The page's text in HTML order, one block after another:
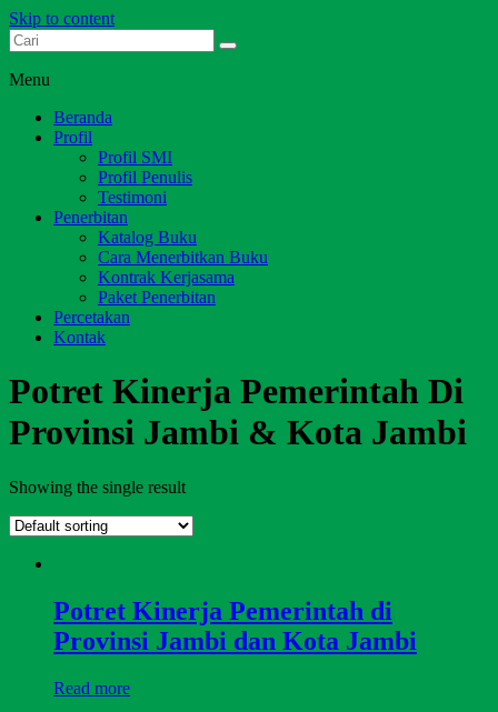
Skip to content
Dari Jambi untuk Indonesia
Menu
Beranda
Profil
Profil SMI
Profil Penulis
Testimoni
Penerbitan
Katalog Buku
Cara Menerbitkan Buku
Kontrak Kerjasama
Paket Penerbitan
Percetakan
Kontak
Potret Kinerja Pemerintah Di
Provinsi Jambi & Kota Jambi
Showing the single result
Potret Kinerja Pemerintah di
Provinsi Jambi dan Kota Jambi
Read more